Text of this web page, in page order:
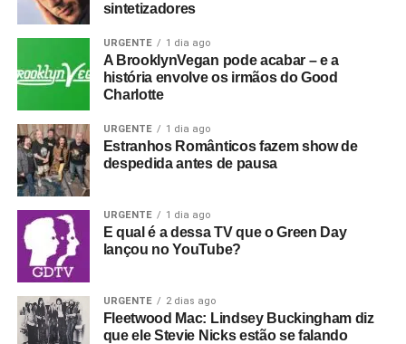
sintetizadores
URGENTE 1 dia ago
A BrooklynVegan pode acabar – e a
história envolve os irmãos do Good
Charlotte
URGENTE 1 dia ago
Estranhos Românticos fazem show de
despedida antes de pausa
URGENTE 1 dia ago
E qual é a dessa TV que o Green Day
lançou no YouTube?
URGENTE 2 dias ago
Fleetwood Mac: Lindsey Buckingham diz
que ele Stevie Nicks estão se falando